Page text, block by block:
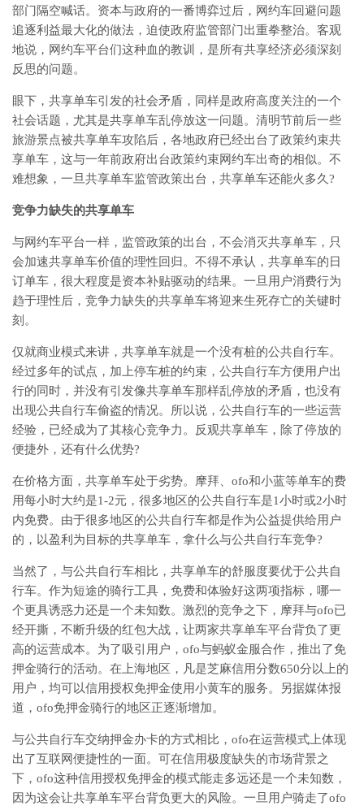
部门隔空喊话。资本与政府的一番博弈过后，网约车回避问题
追逐利益最大化的做法，迫使政府监管部门出重拳整治。客观
地说，网约车平台们这种血的教训，是所有共享经济必须深刻
反思的问题。
眼下，共享单车引发的社会矛盾，同样是政府高度关注的一个
社会话题，尤其是共享单车乱停放这一问题。清明节前后一些
旅游景点被共享单车攻陷后，各地政府已经出台了政策约束共
享单车，这与一年前政府出台政策约束网约车出奇的相似。不
难想象，一旦共享单车监管政策出台，共享单车还能火多久?
竞争力缺失的共享单车
与网约车平台一样，监管政策的出台，不会消灭共享单车，只
会加速共享单车价值的理性回归。不得不承认，共享单车的日
订单车，很大程度是资本补贴驱动的结果。一旦用户消费行为
趋于理性后，竞争力缺失的共享单车将迎来生死存亡的关键时
刻。
仅就商业模式来讲，共享单车就是一个没有桩的公共自行车。
经过多年的试点，加上停车桩的约束，公共自行车方便用户出
行的同时，并没有引发像共享单车那样乱停放的矛盾，也没有
出现公共自行车偷盗的情况。所以说，公共自行车的一些运营
经验，已经成为了其核心竞争力。反观共享单车，除了停放的
便捷外，还有什么优势?
在价格方面，共享单车处于劣势。摩拜、ofo和小蓝等单车的费
用每小时大约是1-2元，很多地区的公共自行车是1小时或2小时
内免费。由于很多地区的公共自行车都是作为公益提供给用户
的，以盈利为目标的共享单车，拿什么与公共自行车竞争?
当然了，与公共自行车相比，共享单车的舒服度要优于公共自
行车。作为短途的骑行工具，免费和体验好这两项指标，哪一
个更具诱惑力还是一个未知数。激烈的竞争之下，摩拜与ofo已
经开撕，不断升级的红包大战，让两家共享单车平台背负了更
高的运营成本。为了吸引用户，ofo与蚂蚁金服合作，推出了免
押金骑行的活动。在上海地区，凡是芝麻信用分数650分以上的
用户，均可以信用授权免押金使用小黄车的服务。另据媒体报
道，ofo免押金骑行的地区正逐渐增加。
与公共自行车交纳押金办卡的方式相比，ofo在运营模式上体现
出了互联网便捷性的一面。可在信用极度缺失的市场背景之
下，ofo这种信用授权免押金的模式能走多远还是一个未知数，
因为这会让共享单车平台背负更大的风险。一旦用户骑走了ofo